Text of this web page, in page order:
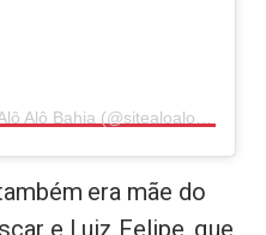
era mãe do
e Luiz Felipe, que